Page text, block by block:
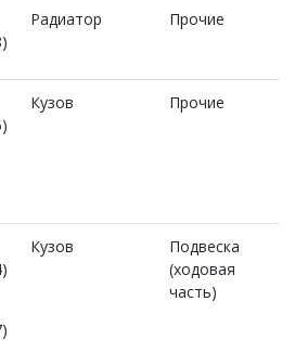
Радиатор Прочие
Кузов Прочие
Кузов
Подвеска
(ходовая
часть)